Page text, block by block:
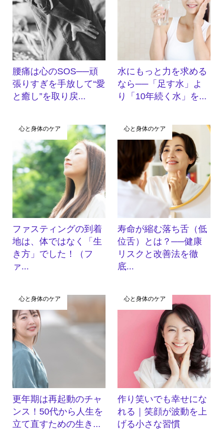
腰痛は心のSOS──頑
張りすぎを手放して“愛
と癒し”を取り戻...
水にもっと力を求める
なら──「足す水」よ
り「10年続く水」を...
心と身体のケア
ファスティングの到着
地は、体ではなく「生
き方」でした！（フ
ァ...
心と身体のケア
寿命が縮む落ち舌（低
位舌）とは？──健康
リスクと改善法を徹
底...
心と身体のケア
更年期は再起動のチャ
ンス！50代から人生を
立て直すための生き...
心と身体のケア
作り笑いでも幸せにな
れる｜笑顔が波動を上
げる小さな習慣